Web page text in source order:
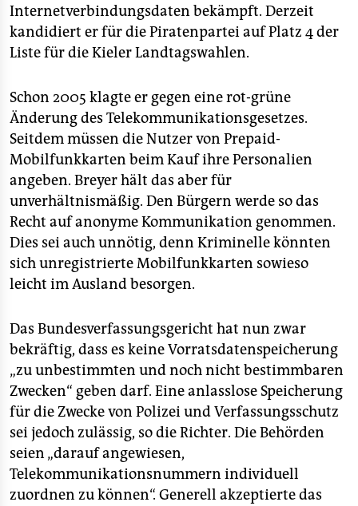
Internetverbindungsdaten bekämpft. Derzeit
kandidiert er für die Piratenpartei auf Platz 4 der
Liste für die Kieler Landtagswahlen.
Schon 2005 klagte er gegen eine rot-grüne
Änderung des Telekommunikationsgesetzes.
Seitdem müssen die Nutzer von Prepaid-
Mobilfunkkarten beim Kauf ihre Personalien
angeben. Breyer hält das aber für
unverhältnismäßig. Den Bürgern werde so das
Recht auf anonyme Kommunikation genommen.
Dies sei auch unnötig, denn Kriminelle könnten
sich unregistrierte Mobilfunkkarten sowieso
leicht im Ausland besorgen.
Das Bundesverfassungsgericht hat nun zwar
bekräftig, dass es keine Vorratsdatenspeicherung
„zu unbestimmten und noch nicht bestimmbaren
Zwecken“ geben darf. Eine anlasslose Speicherung
für die Zwecke von Polizei und Verfassungsschutz
sei jedoch zulässig, so die Richter. Die Behörden
seien „darauf angewiesen,
Telekommunikationsnummern individuell
zuordnen zu können“. Generell akzeptierte das